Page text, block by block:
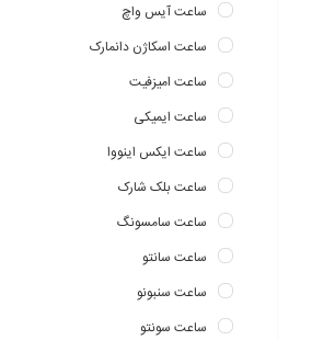
ساعت آیس واچ
ساعت اسکاژن دانمارک
ساعت امیزفیت
ساعت ایمیکی
ساعت ایکس اینووا
ساعت بلک شارک
ساعت سامسونگ
ساعت سانتو
ساعت سنبونو
ساعت سونتو